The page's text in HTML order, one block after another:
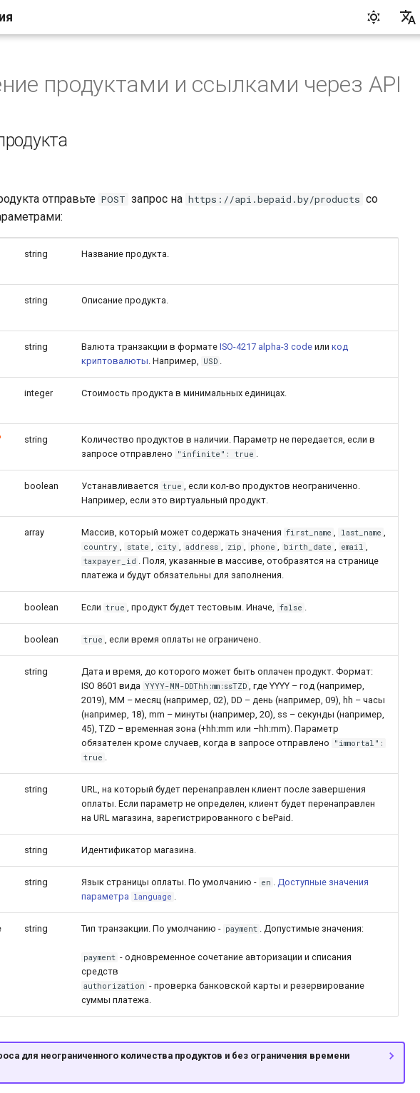
Русский
продуктами и ссылками через API
отправьте POST запрос на https://api.bepaid.by/products со
string Название продукта.
string Описание продукта.
string Валюта транзакции в формате ISO-4217 alpha-3 code или код
криптовалюты. Например, USD .
integer Стоимость продукта в минимальных единицах.
string
Количество продуктов в наличии. Параметр не передается, если в
запросе отправлено
"infinite": true .
boolean Устанавливается true , если кол-во продуктов неограниченно.
Например, если это виртуальный продукт.
array Массив, который может содержать значения first_name , last_name ,
country , state , city , address , zip , phone , birth_date , email ,
taxpayer_id . Поля, указанные в массиве, отобразятся на странице
платежа и будут обязательны для заполнения.
boolean Если true , продукт будет тестовым. Иначе, false .
boolean true , если время оплаты не ограничено.
string
Дата и время, до которого может быть оплачен продукт. Формат:
ISO 8601 вида YYYY-MM-DDThh:mm:ssTZD , где YYYY – год (например,
2019), MM – месяц (например, 02), DD – день (например, 09), hh – часы
(например, 18), mm – минуты (например, 20), ss – секунды (например,
45), TZD – временная зона (+hh:mm или –hh:mm). Параметр
обязателен кроме случаев, когда в запросе отправлено
"immortal":
true .
string
URL, на который будет перенаправлен клиент после завершения
оплаты. Если параметр не определен, клиент будет перенаправлен
на URL магазина, зарегистрированного с bePaid.
string Идентификатор магазина.
string Язык страницы оплаты. По умолчанию - en .Доступные значения
параметра language .
string Тип транзакции. По умолчанию - payment . Допустимые значения:
payment - одновременное сочетание авторизации и списания
средств
authorization - проверка банковской карты и резервирование
суммы платежа.
для неограниченного количества продуктов и без ограничения времени